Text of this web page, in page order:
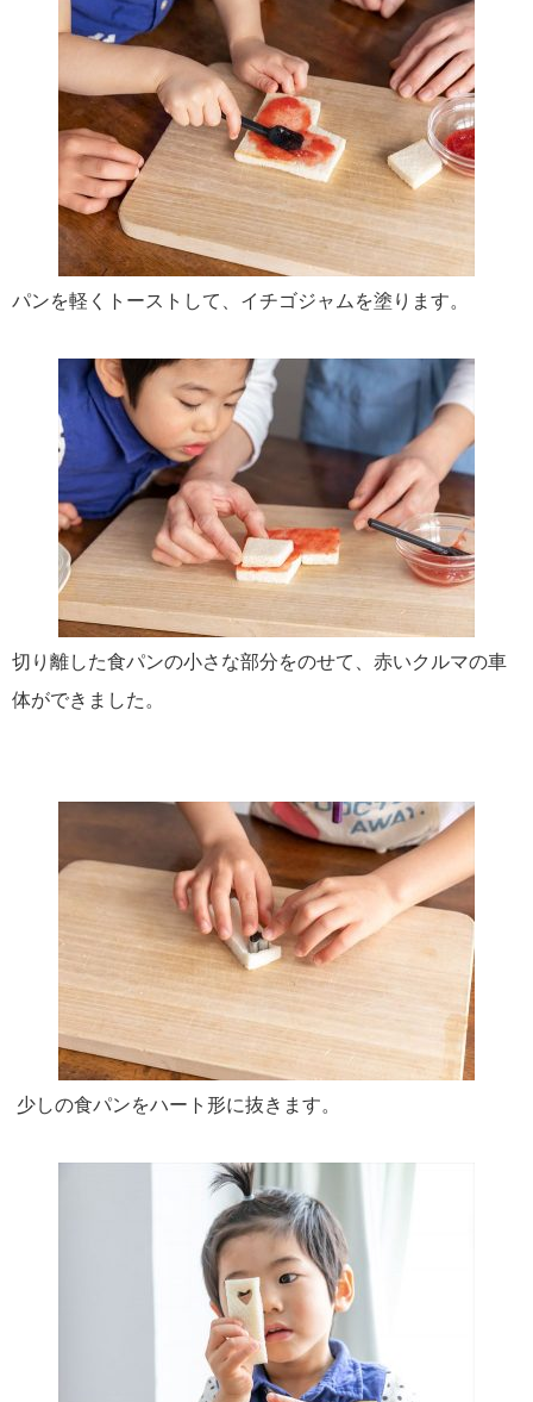
パンを軽くトーストして、イチゴジャムを塗ります。
切り離した食パンの小さな部分をのせて、赤いクルマの車
体ができました。
少しの食パンをハート形に抜きます。